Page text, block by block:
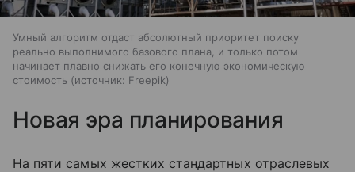
Умный алгоритм отдаст абсолютный приоритет поиску
реально выполнимого базового плана, и только потом
начинает плавно снижать его конечную экономическую
стоимость
источник: Freepik
Новая эра планирования
На пяти самых жестких стандартных отраслевых